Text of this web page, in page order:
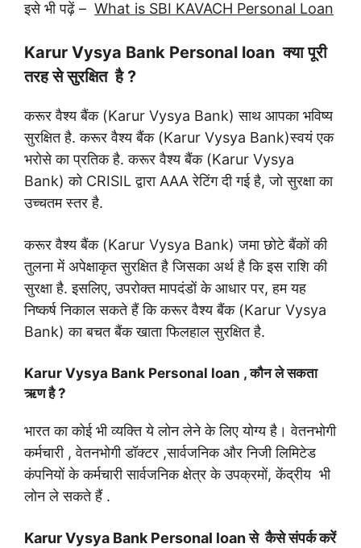
इसे भी पढ़ें – What is SBI KAVACH Personal Loan
Karur Vysya Bank Personal loan क्या पूरी
तरह से सुरक्षित है ?
करूर वैश्य बैंक (Karur Vysya Bank) साथ आपका भविष्य
सुरक्षित है. करूर वैश्य बैंक (Karur Vysya Bank)स्वयं एक
भरोसे का प्रतिक है. करूर वैश्य बैंक (Karur Vysya
Bank) को CRISIL द्वारा AAA रेटिंग दी गई है, जो सुरक्षा का
उच्चतम स्तर है.
करूर वैश्य बैंक (Karur Vysya Bank) जमा छोटे बैंकों की
तुलना में अपेक्षाकृत सुरक्षित है जिसका अर्थ है कि इस राशि की
सुरक्षा है. इसलिए, उपरोक्त मापदंडों के आधार पर, हम यह
निष्कर्ष निकाल सकते हैं कि करूर वैश्य बैंक (Karur Vysya
Bank) का बचत बैंक खाता फिलहाल सुरक्षित है.
Karur Vysya Bank Personal loan , कौन ले सकता
ऋण है ?
भारत का कोई भी व्यक्ति ये लोन लेने के लिए योग्य है। वेतनभोगी
कर्मचारी , वेतनभोगी डॉक्टर ,सार्वजनिक और निजी लिमिटेड
कंपनियों के कर्मचारी सार्वजनिक क्षेत्र के उपक्रमों, केंद्रीय भी
लोन ले सकते हैं .
Karur Vysya Bank Personal loan से कैसे संपर्क करें